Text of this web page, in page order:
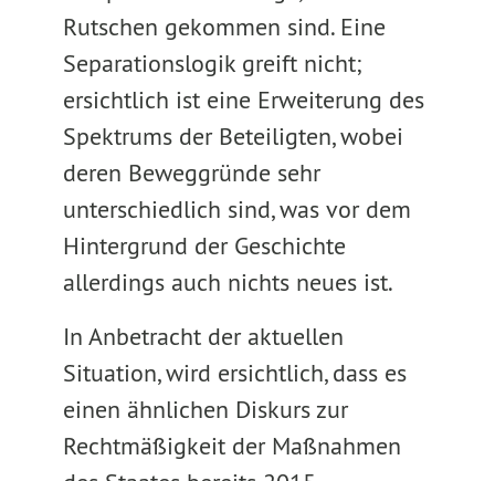
Rutschen gekommen sind. Eine
Separationslogik greift nicht;
ersichtlich ist eine Erweiterung des
Spektrums der Beteiligten, wobei
deren Beweggründe sehr
unterschiedlich sind, was vor dem
Hintergrund der Geschichte
allerdings auch nichts neues ist.
In Anbetracht der aktuellen
Situation, wird ersichtlich, dass es
einen ähnlichen Diskurs zur
Rechtmäßigkeit der Maßnahmen